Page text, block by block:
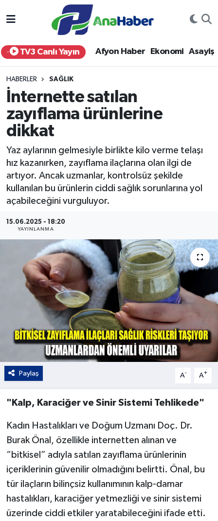
TV3 Canlı Yayın Afyon Haber Ekonomi Asayiş
HABERLER SAĞLIK
İnternette satılan
zayıflama ürünlerine
dikkat
Yaz aylarının gelmesiyle birlikte kilo verme telaşı
hız kazanırken, zayıflama ilaçlarına olan ilgi de
artıyor. Ancak uzmanlar, kontrolsüz şekilde
kullanılan bu ürünlerin ciddi sağlık sorunlarına yol
açabileceğini vurguluyor.
15.06.2025 - 18:20
YAYINLANMA
Paylaş A- A+
"Kalp, Karaciğer ve Sinir Sistemi Tehlikede"
Kadın Hastalıkları ve Doğum Uzmanı Doç. Dr.
Burak Önal, özellikle internetten alınan ve
“bitkisel” adıyla satılan zayıflama ürünlerinin
içeriklerinin güvenilir olmadığını belirtti. Önal, bu
tür ilaçların bilinçsiz kullanımının kalp-damar
hastalıkları, karaciğer yetmezliği ve sinir sistemi
üzerinde ciddi etkiler yaratabileceğini ifade etti.
Yurt Haber
Afyon Haber
Siyaset
Spor
Eğitim
Sağlık
Yaşam
Afyonkarahisar Nöbetçi Eczaneler
Afyonkarahisar Hava Durumu
Afyonkarahisar Trafik Yoğunluk Haritası
Süper Lig Puan Durumu ve Fikstür
Tüm Manşetler
Son Dakika Haberleri